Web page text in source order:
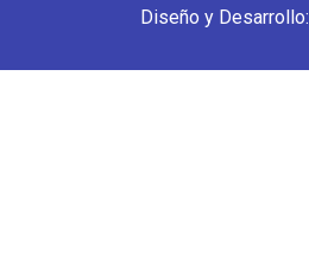
Diseño y Desarrollo: